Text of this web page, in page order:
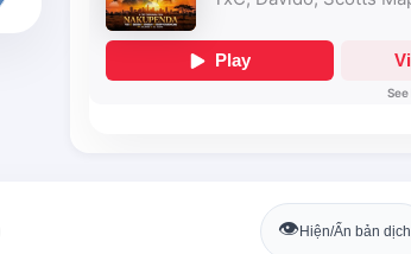
👁️Hiện/Ẩn bản dịch